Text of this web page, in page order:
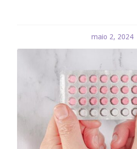
maio 2, 2024